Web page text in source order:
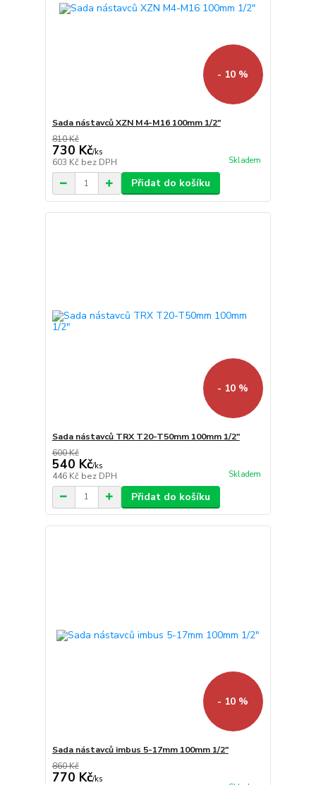
- 10 %
Sada nástavců XZN M4-M16 100mm 1/2"
810 Kč
730 Kč/ks
603 Kč bez DPH Skladem
Přidat do košíku
- 10 %
Sada nástavců TRX T20-T50mm 100mm 1/2"
600 Kč
540 Kč/ks
446 Kč bez DPH Skladem
Přidat do košíku
- 10 %
Sada nástavců imbus 5-17mm 100mm 1/2"
860 Kč
770 Kč/ks